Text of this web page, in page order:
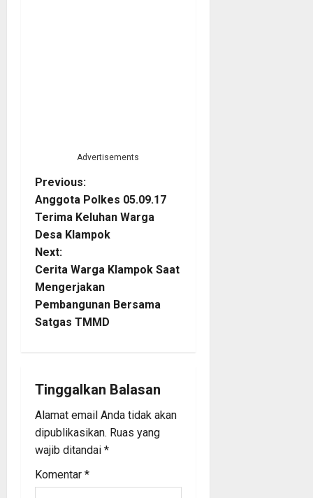
Advertisements
P
o
s
t
n
a
i
g
a
t
Previous:
Anggota Polkes 05.09.17
Terima Keluhan Warga
Desa Klampok
Next:
Cerita Warga Klampok Saat
Mengerjakan
Pembangunan Bersama
Satgas TMMD
Tinggalkan Balasan
Alamat email Anda tidak akan
dipublikasikan. Ruas yang
wajib ditandai *
Komentar *